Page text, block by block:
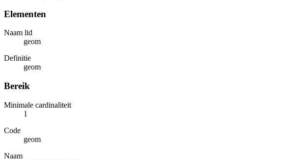
Elementen
Naam lid
geom
Definitie
geom
Bereik
Minimale cardinaliteit
1
Code
geom
Naam